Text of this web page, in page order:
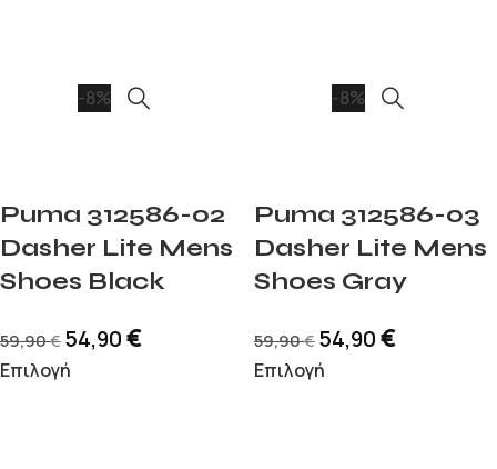
-8%
Puma 312586-02
Dasher Lite Mens
Shoes Black
59,90€ 54,90€
Επιλογή
-8%
Puma 312586-03
Dasher Lite Mens
Shoes Gray
59,90€ 54,90€
Επιλογή